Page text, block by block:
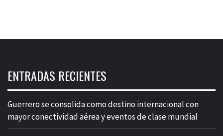
ENTRADAS RECIENTES
Guerrero se consolida como destino internacional con
mayor conectividad aérea y eventos de clase mundial